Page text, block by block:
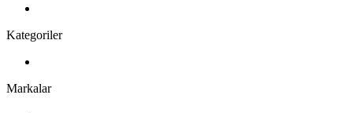
Kategoriler
Markalar